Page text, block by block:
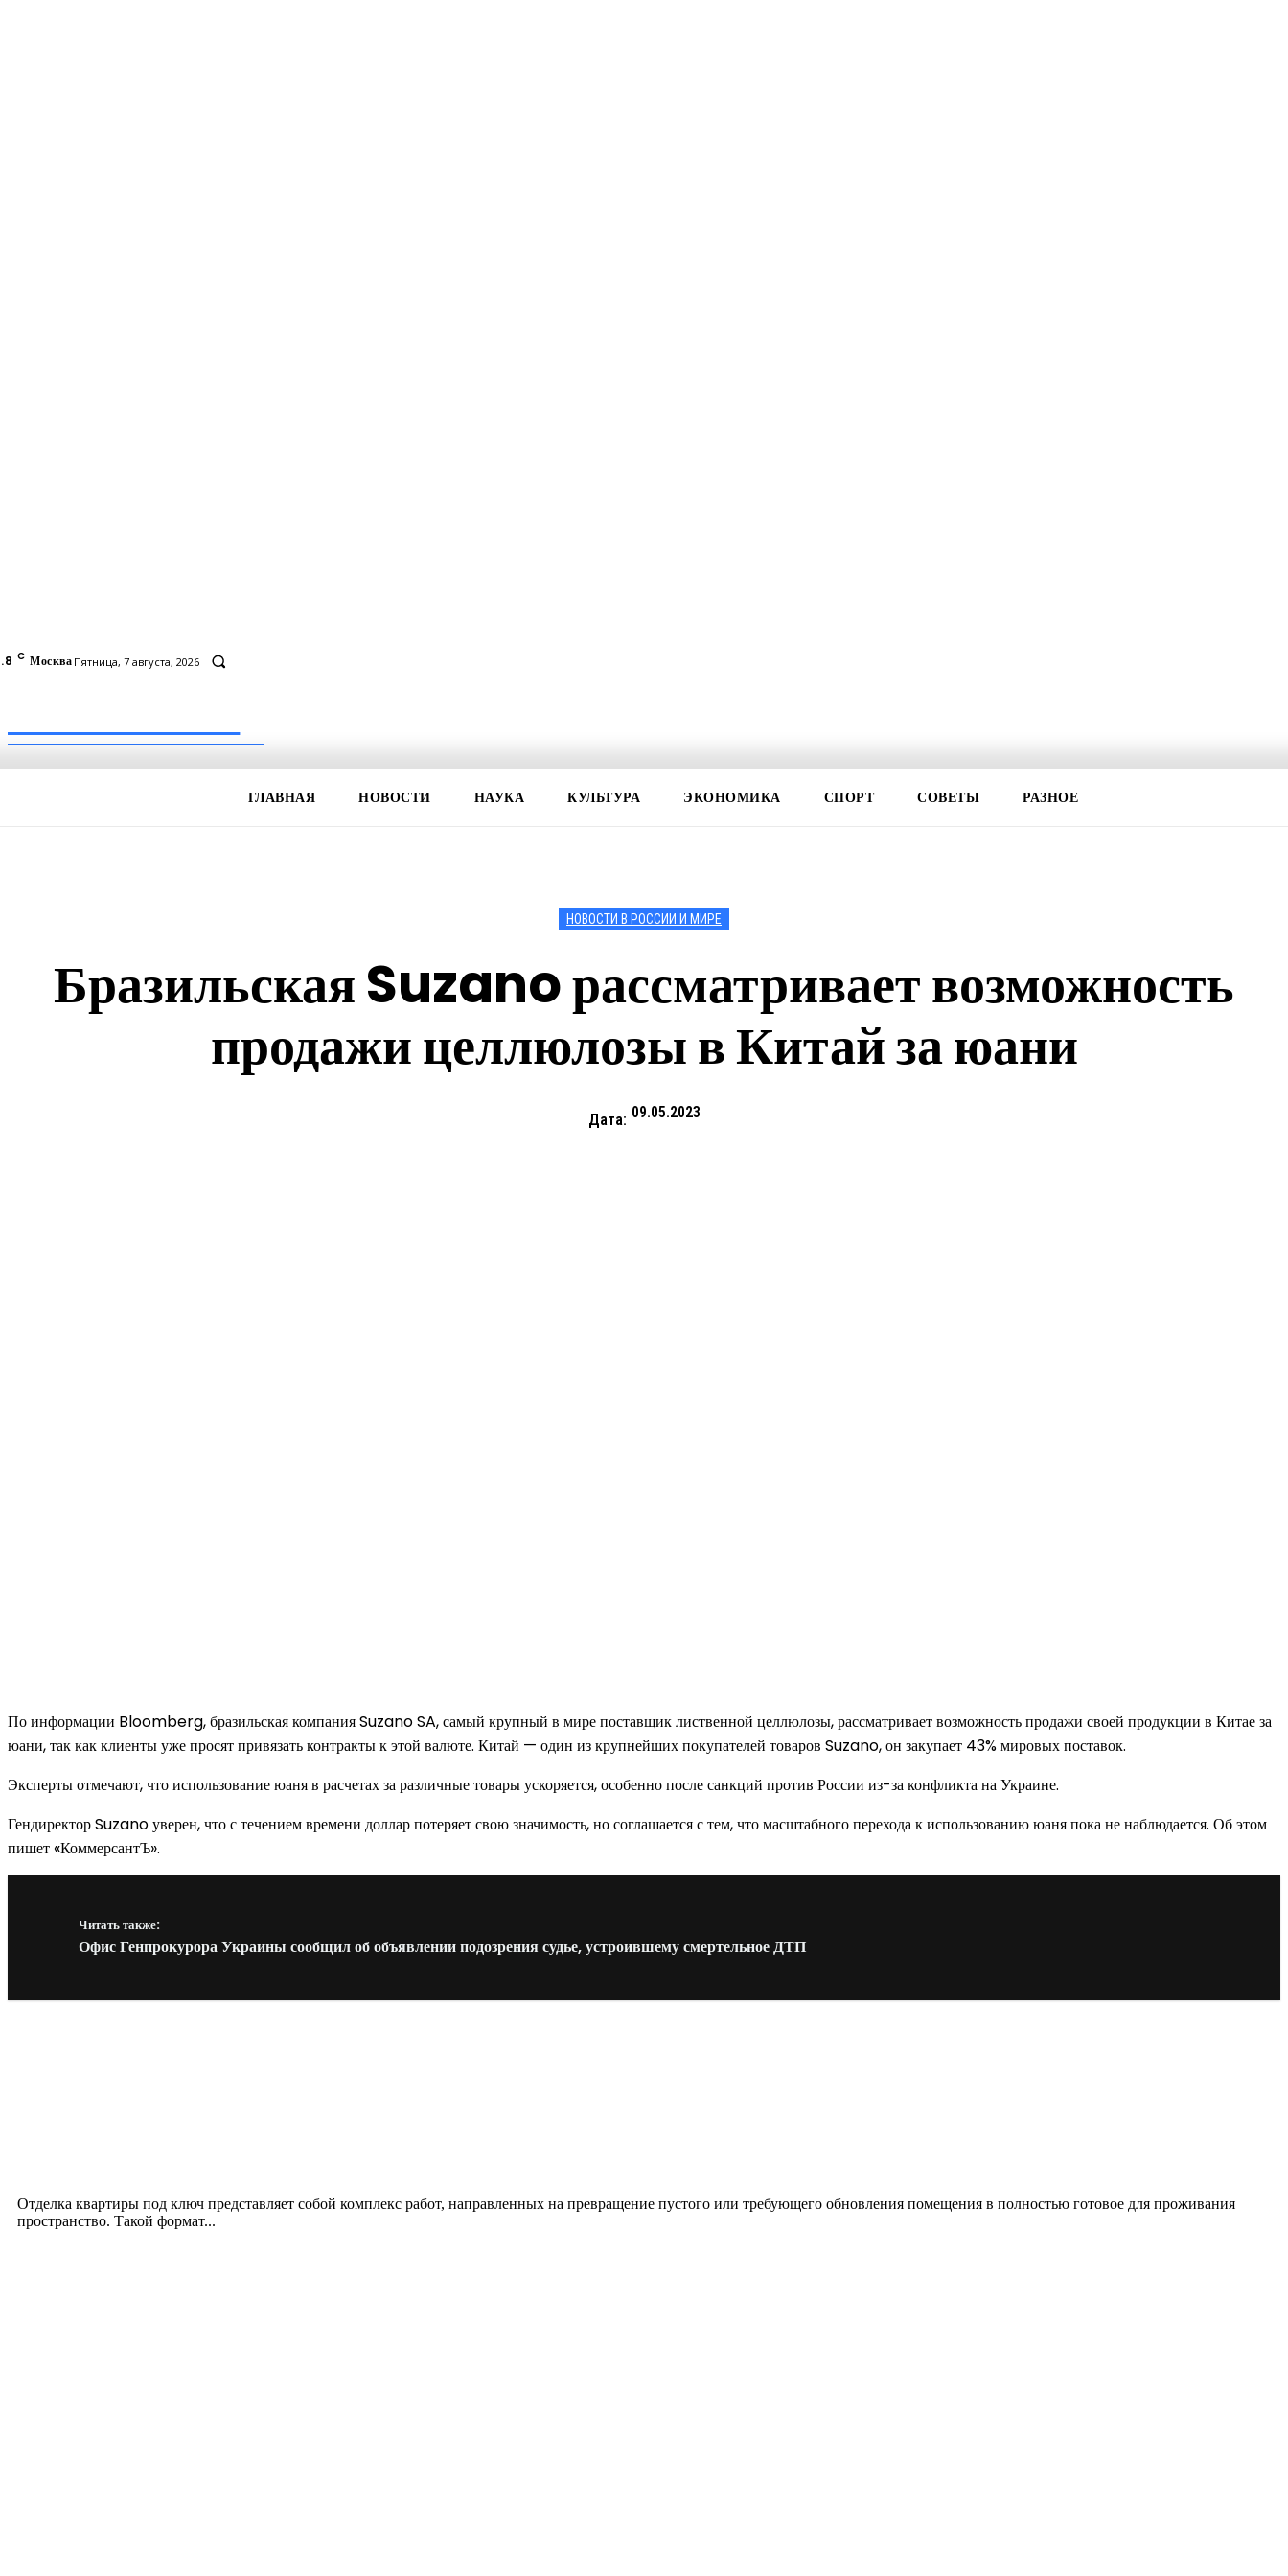
C Москва Пятница, 7 августа, 2026
ГЛАВНАЯ НОВОСТИ НАУКА КУЛЬТУРА ЭКОНОМИКА СПОРТ СОВЕТЫ РАЗНОЕ
НОВОСТИ В РОССИИ И МИРЕ
Бразильская Suzano рассматривает возможность
продажи целлюлозы в Китай за юани
Дата: 09.05.2023
По информации Bloomberg, бразильская компания Suzano SA, самый крупный в мире поставщик лиственной целлюлозы, рассматривает возможность продажи своей продукции в Китае за
юани, так как клиенты уже просят привязать контракты к этой валюте. Китай — один из крупнейших покупателей товаров Suzano, он закупает 43% мировых поставок.
Эксперты отмечают, что использование юаня в расчетах за различные товары ускоряется, особенно после санкций против России из-за конфликта на Украине.
Гендиректор Suzano уверен, что с течением времени доллар потеряет свою значимость, но соглашается с тем, что масштабного перехода к использованию юаня пока не наблюдается. Об этом
пишет «КоммерсантЪ».
Читать также:
Офис Генпрокурора Украины сообщил об объявлении подозрения судье, устроившему смертельное ДТП
Отделка квартиры под ключ представляет собой комплекс работ, направленных на превращение пустого или требующего обновления помещения в полностью готовое для проживания
пространство. Такой формат...